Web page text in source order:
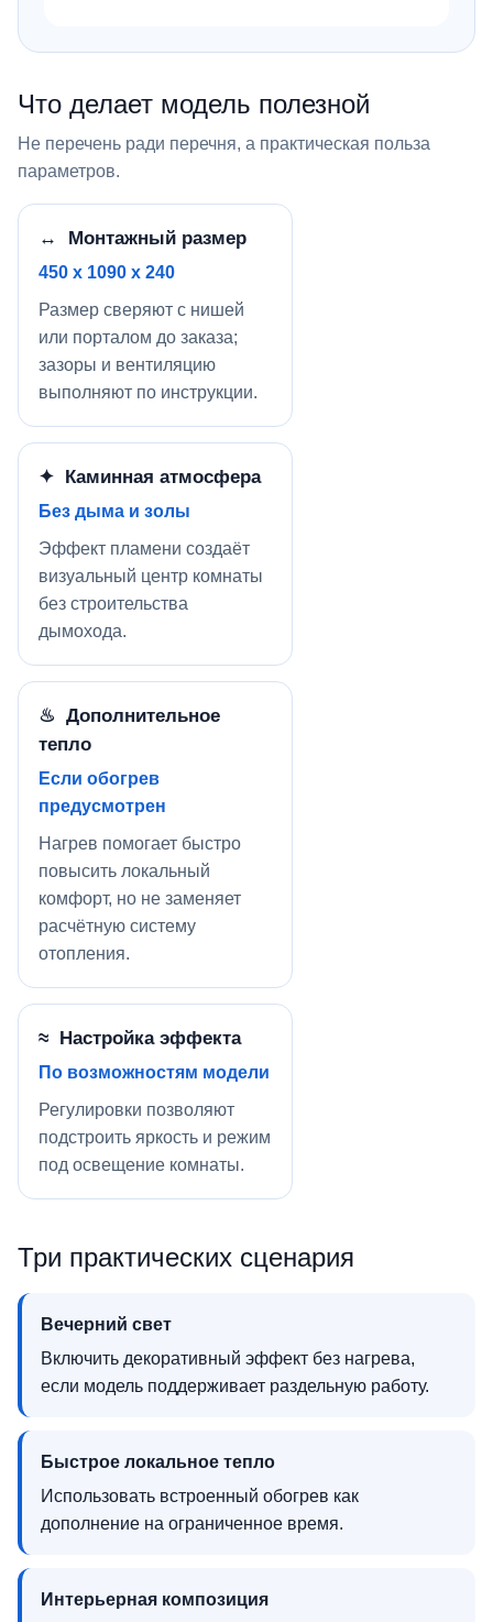
Что делает модель полезной
Не перечень ради перечня, а практическая польза
параметров.
↔ Монтажный размер
450 x 1090 x 240
Размер сверяют с нишей
или порталом до заказа;
зазоры и вентиляцию
выполняют по инструкции.
✦ Каминная атмосфера
Без дыма и золы
Эффект пламени создаёт
визуальный центр комнаты
без строительства
дымохода.
♨ Дополнительное
тепло
Если обогрев
предусмотрен
Нагрев помогает быстро
повысить локальный
комфорт, но не заменяет
расчётную систему
отопления.
≈ Настройка эффекта
По возможностям модели
Регулировки позволяют
подстроить яркость и режим
под освещение комнаты.
Три практических сценария
Вечерний свет
Включить декоративный эффект без нагрева,
если модель поддерживает раздельную работу.
Быстрое локальное тепло
Использовать встроенный обогрев как
дополнение на ограниченное время.
Интерьерная композиция